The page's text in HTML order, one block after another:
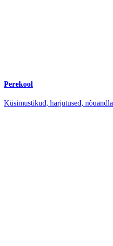
Perekool
Küsimustikud, harjutused, nõuandla